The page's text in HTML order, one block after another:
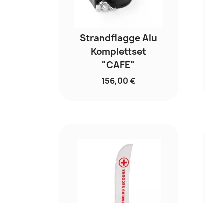
Strandflagge Alu
Komplettset
"CAFE"
156,00 €